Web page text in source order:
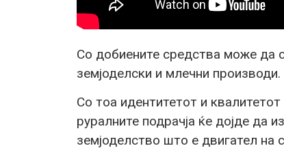
Со добиените средства може да
земјоделски и млечни производи.
Со тоа идентитетот и
руралните подрачја ќе дојде да
земјоделство што е двигател на